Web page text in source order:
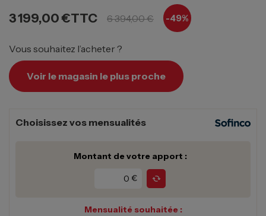
3 199,00 €TTC 6 394,00 € -49%
Vous souhaitez l’acheter ?
Voir le magasin le plus proche
Choisissez vos mensualités
Montant de votre apport :
€
Mensualité souhaitée :